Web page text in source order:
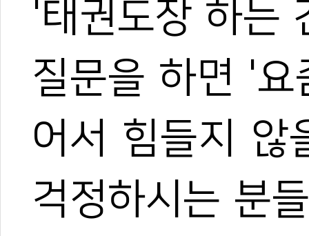
'태권도장 하는
질문을 하면 '
어서 힘들지 않
걱정하시는 분
1